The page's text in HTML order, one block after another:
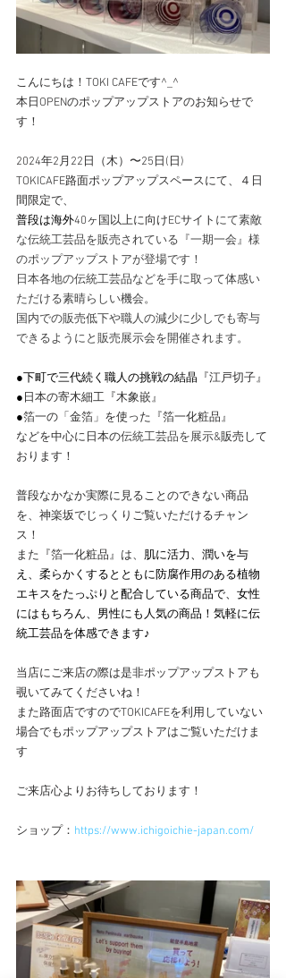
こんにちは！TOKI CAFEです^_^
本日OPENのポップアップストアのお知らせで
す！
2024年2月22日（木）〜25日(日)
TOKICAFE路面ポップアップスペースにて、４日
間限定で、
普段は海外40ヶ国以上に向けECサイト にて素敵
な伝統工芸品を販売されている『一期一会』様
のポップアップストアが登場です！
日本各地の伝統工芸品などを手に取って体感い
ただける素晴らしい機会。
国内での販売低下や職人の減少に少しでも寄与
できるようにと販売展示会を開催されます。
●下町で三代続く職人の挑戦の結晶 『江戸切子』
● 日本の寄木細工『木象嵌』
●箔一の「金箔」を使った『箔一化粧品』
などを中心に日本の伝統工芸品を展示&販売して
おります！
普段なかなか実際に見ることのできない商品
を、神楽坂でじっくりご覧いただけるチャン
ス！
また『箔一化粧品』は、 肌に活力、潤いを与
え、柔らかくするとともに防腐作用のある植物
エキスをたっぷりと配合している商品で、女性
にはもちろん、男性にも人気の商品！気軽に伝
統工芸品を体感できます♪
当店にご来店の際は是非ポップアップストアも
覗いてみてくださいね！
また路面店ですのでTOKICAFEを利用していない
場合でもポップアップストアはご覧いただけま
す
ご来店心よりお待ちしております！
ショップ： https://www.ichigoichie-japan.com/